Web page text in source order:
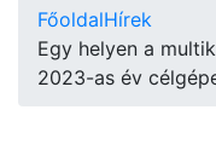
FőoldalHírek
Egy helyen a
2023-as év